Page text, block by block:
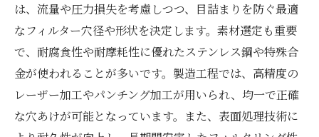
は、流量や圧力損失を考慮しつつ、目詰まりを防ぐ最適
なフィルター穴径や形状を決定します。素材選定も重要
で、耐腐食性や耐摩耗性に優れたステンレス鋼や特殊合
金が使われることが多いです。製造工程では、高精度の
レーザー加工やパンチング加工が用いられ、均一で正確
な穴あけが可能となっています。また、表面処理技術に